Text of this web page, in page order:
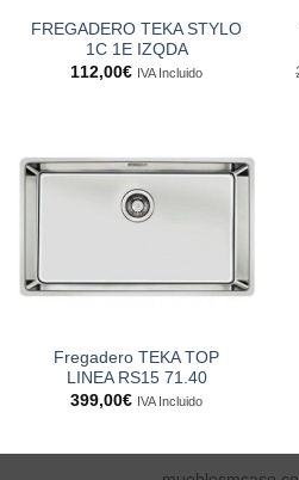
FREGADERO TEKA STYLO
1C 1E IZQDA
112,00€ IVA Incluido
Fregadero TEKA TOP
LINEA RS15 71.40
399,00€ IVA Incluido